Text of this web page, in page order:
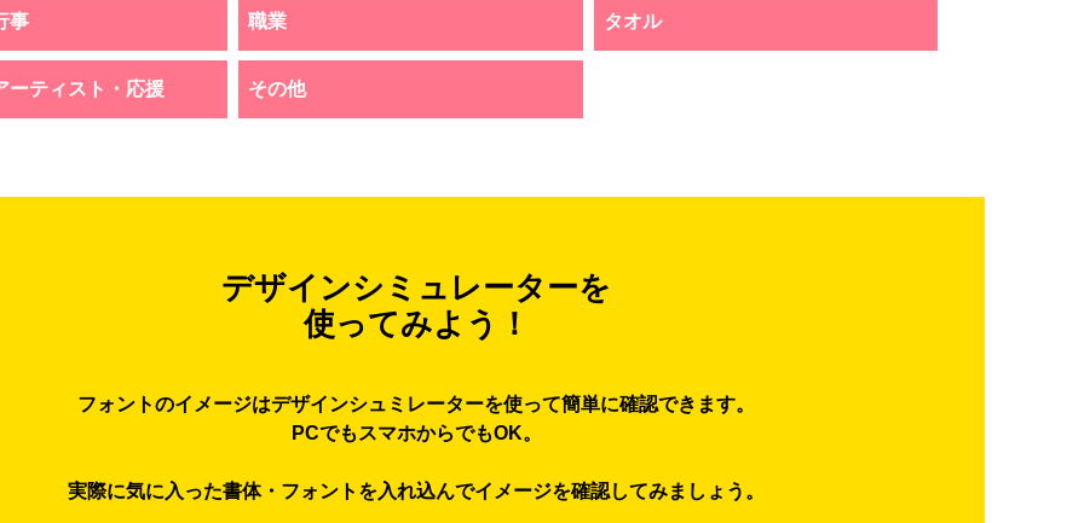
事 職業 タオル
ーティスト・応援 その他
デザインシミュレーターを
使ってみよう！
フォントのイメージはデザインシュミレーターを使って簡単に確認できます。
PCでもスマホからでもOK。
実際に気に入った書体・フォントを入れ込んでイメージを確認してみましょう。